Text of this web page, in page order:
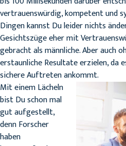
vertrauenswürdig, kompetent und
Dingen kannst Du leider nichts
Gesichtszüge eher mit
gebracht als männliche. Aber auch
erstaunliche Resultate erzielen, da
sichere Auftreten ankommt.
Mit einem Lächeln
bist Du schon mal
gut aufgestellt,
denn Forscher
haben